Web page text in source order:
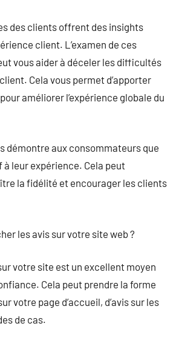
des clients offrent des insights
client. L’examen de ces
vous aider à déceler les difficultés
Cela vous permet d’apporter
améliorer l’expérience globale du
démontre aux consommateurs que
leur expérience. Cela peut
la fidélité et encourager les clients
les avis sur votre site web ?
votre site est un excellent moyen
Cela peut prendre la forme
votre page d’accueil, d’avis sur les
de cas.